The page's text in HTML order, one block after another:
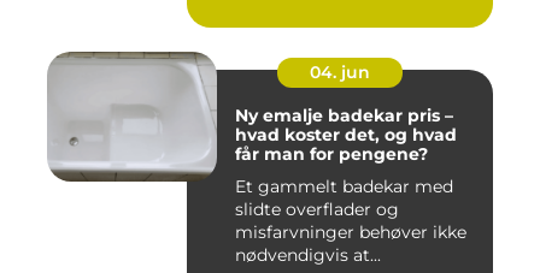
04. jun
Ny emalje badekar pris –
hvad koster det, og hvad
får man for pengene?
Et gammelt badekar med
slidte overflader og
misfarvninger behøver ikke
nødvendigvis at...